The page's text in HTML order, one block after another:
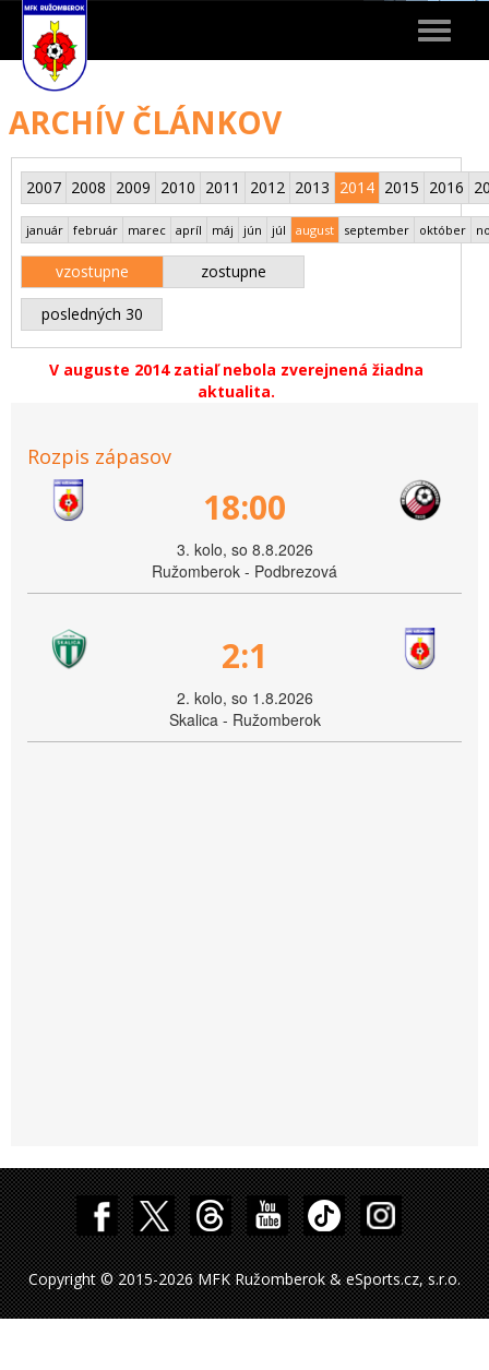
Toggle
ARCHÍV ČLÁNKOV
2007 2008 2009 2010 2011 2012 2013 2014 2015 2016
január február marec apríl máj jún júl august september október
vzostupne zostupne
posledných 30
V auguste 2014 zatiaľ nebola zverejnená žiadna
aktualita.
Rozpis zápasov
18:00
3. kolo, so 8.8.2026
Ružomberok - Podbrezová
2:1
2. kolo, so 1.8.2026
Skalica - Ružomberok
Copyright © 2015-2026 MFK Ružomberok & eSports.cz, s.r.o.